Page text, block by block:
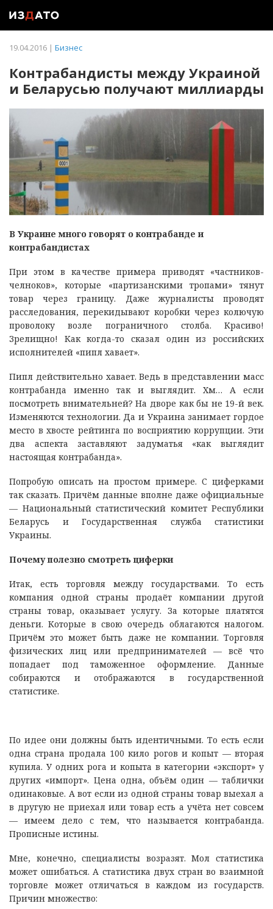
19.04.2016 | Бизнес
Контрабандисты между Украиной
и Беларусью получают миллиарды
В Украине много говорят о контрабанде и
контрабандистах
При этом в качестве примера приводят «частников-
челноков», которые «партизанскими тропами» тянут
товар через границу. Даже журналисты проводят
расследования, перекидывают коробки через колючую
проволоку возле пограничного столба. Красиво!
Зрелищно! Как когда-то сказал один из российских
исполнителей «пипл хавает».
Пипл действительно хавает. Ведь в представлении масс
контрабанда именно так и выглядит. Хм… А если
посмотреть внимательней? На дворе как бы не 19-й век.
Изменяются технологии. Да и Украина занимает гордое
место в хвосте рейтинга по восприятию коррупции. Эти
два аспекта заставляют задуматья «как выглядит
настоящая контрабанда».
Попробую описать на простом примере. С циферками
так сказать. Причём данные вполне даже официальные
— Национальный статистический комитет Республики
Беларусь и Государственная служба статистики
Украины.
Почему полезно смотреть циферки
Итак, есть торговля между государствами. То есть
компания одной страны продаёт компании другой
страны товар, оказывает услугу. За которые платятся
деньги. Которые в свою очередь облагаются налогом.
Причём это может быть даже не компании. Торговля
физических лиц или предпринимателей — всё что
попадает под таможенное оформление. Данные
собираются и отображаются в государственной
статистике.
По идее они должны быть идентичными. То есть если
одна страна продала 100 кило рогов и копыт — вторая
купила. У одних рога и копыта в категории «экспорт» у
других «импорт». Цена одна, объём один — таблички
одинаковые. А вот если из одной страны товар выехал а
в другую не приехал или товар есть а учёта нет совсем
— имеем дело с тем, что называется контрабанда.
Прописные истины.
Мне, конечно, специалисты возразят. Мол статистика
может ошибаться. А статистика двух стран во взаимной
торговле может отличаться в каждом из государств.
Причин множество: